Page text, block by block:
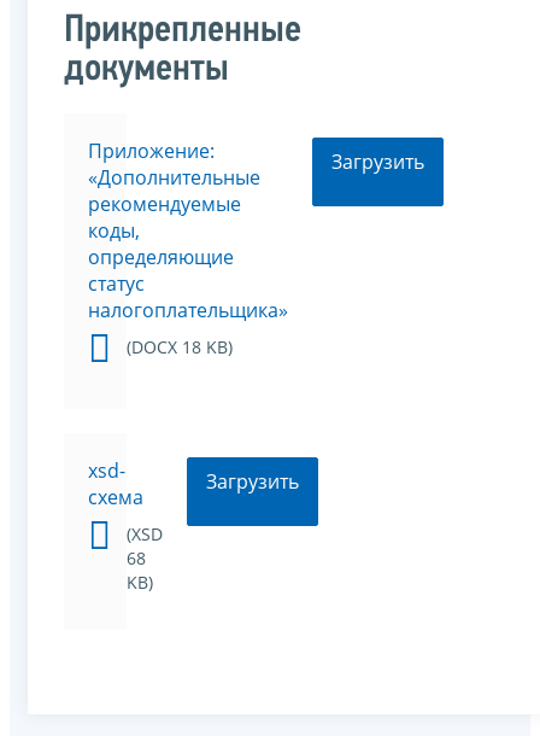
Прикрепленные
документы
Приложение:
«Дополнительные
рекомендуемые
коды,
определяющие
статус
налогоплательщика»
(DOCX 18 KB)
Загрузить
xsd-
схема
(XSD
68
KB)
Загрузить